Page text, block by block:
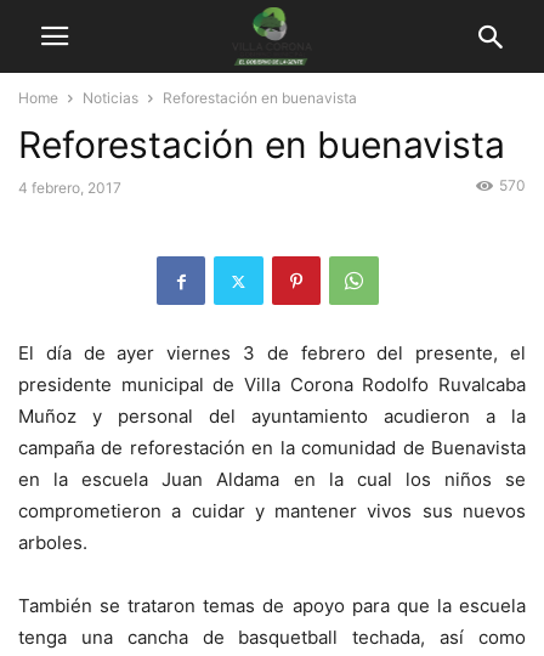
Home Noticias Reforestación en buenavista
Reforestación en buenavista
4 febrero, 2017 570
El día de ayer viernes 3 de febrero del presente, el
presidente municipal de Villa Corona Rodolfo Ruvalcaba
Muñoz y personal del ayuntamiento acudieron a la
campaña de reforestación en la comunidad de Buenavista
en la escuela Juan Aldama en la cual los niños se
comprometieron a cuidar y mantener vivos sus nuevos
arboles.
También se trataron temas de apoyo para que la escuela
tenga una cancha de basquetball techada, así como